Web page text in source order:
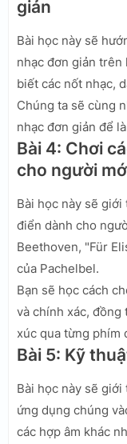
giản
Bài học này sẽ
nhạc đơn giản trên
biết các nốt nhạc,
Chúng ta sẽ cùng
nhạc đơn giản để
Bài 4: Chơi
cho người
Bài học này sẽ
điển dành cho
Beethoven, "Für
của Pachelbel.
Bạn sẽ học cách
và chính xác, đồng
xúc qua từng phím
Bài 5: Kỹ
Bài học này sẽ
ứng dụng chúng
các hợp âm khác